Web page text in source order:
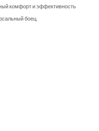
комфорт и эффективность
боец.